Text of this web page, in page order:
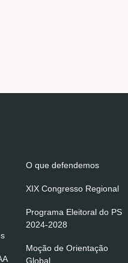
O que defendemos
XIX Congresso Regional
Programa Eleitoral do PS
2024-2028
Moção de Orientação
Global